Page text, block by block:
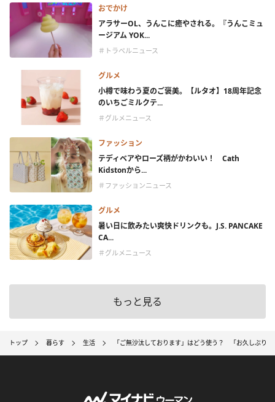
おでかけ
アラサーOL、うんこに癒やされる。『うんこミュ
ージアム YOK...
＃トラベルニュース
グルメ
小樽で味わう夏のご褒美。【ルタオ】18周年記念
のいちごミルクテ...
＃グルメニュース
ファッション
テディベアやローズ柄がかわいい！ Cath
Kidstonから...
＃ファッションニュース
グルメ
暑い日に飲みたい爽快ドリンクも。J.S. PANCAKE
CA...
＃グルメニュース
もっと見る
トップ 暮らす 生活 「ご無沙汰しております」はどう使う？ 「お久しぶり